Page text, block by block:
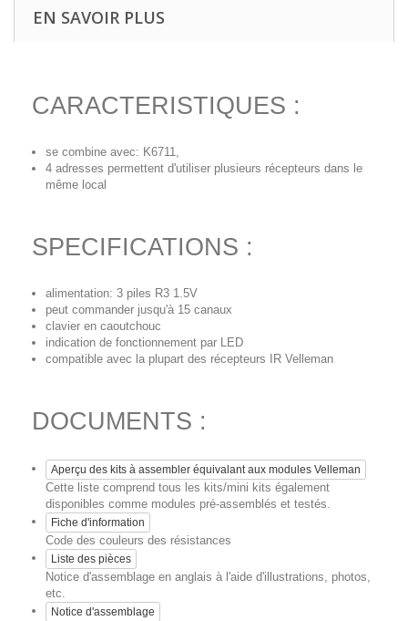
EN SAVOIR PLUS
CARACTERISTIQUES :
se combine avec: K6711,
4 adresses permettent d'utiliser plusieurs récepteurs dans le
même local
SPECIFICATIONS :
alimentation: 3 piles R3 1.5V
peut commander jusqu'à 15 canaux
clavier en caoutchouc
indication de fonctionnement par LED
compatible avec la plupart des récepteurs IR Velleman
DOCUMENTS :
Aperçu des kits à assembler équivalant aux modules Velleman
Cette liste comprend tous les kits/mini kits également
disponibles comme modules pré-assemblés et testés.
Fiche d'information
Code des couleurs des résistances
Liste des pièces
Notice d'assemblage en anglais à l'aide d'illustrations, photos,
etc.
Notice d'assemblage